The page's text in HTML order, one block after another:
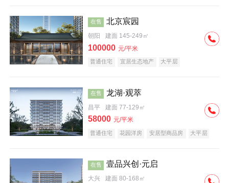
在售 北京宸园
朝阳 建面 145-249㎡
100000 元/平米
普通住宅 宜居生态地产 大平层
在售 龙湖·观萃
昌平 建面 77-129㎡
58000 元/平米
普通住宅 花园洋房 安居型商品房
大平层
在售 壹品兴创·元启
大兴 建面 80-168㎡